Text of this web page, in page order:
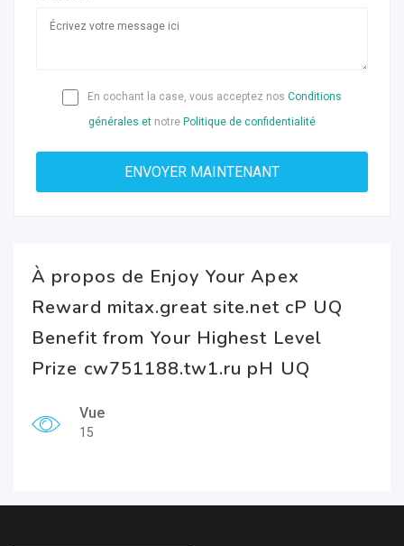
En cochant la case, vous acceptez nos Conditions
générales et notre Politique de confidentialité
À propos de Enjoy Your Apex
Reward mitax.great site.net cP UQ
Benefit from Your Highest Level
Prize cw751188.tw1.ru pH UQ
Vue
15